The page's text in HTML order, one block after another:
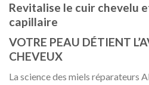
Revitalise le cuir chevelu
capillaire
VOTRE PEAU DÉTIENT
CHEVEUX
La science des miels réparateurs